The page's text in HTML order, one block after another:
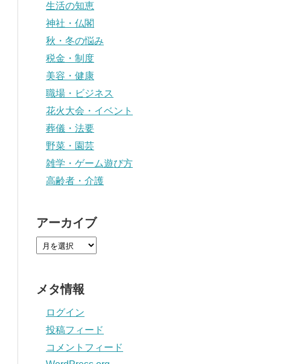
生活の知恵
神社・仏閣
秋・冬の悩み
税金・制度
美容・健康
職場・ビジネス
花火大会・イベント
葬儀・法要
野菜・園芸
雑学・ゲーム遊び方
高齢者・介護
アーカイブ
メタ情報
ログイン
投稿フィード
コメントフィード